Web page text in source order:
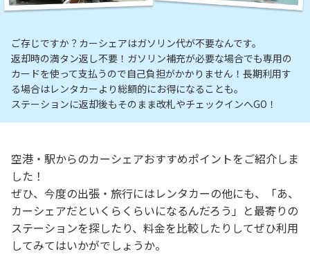
ご存じですか？カーシェアはガソリン代が不要なんです。
返却時の満タン返し不要！ガソリン補充が必要な場合でも専用の
カードを使って支払うので自己負担がかかりません！長期利用す
る場合はレンタカーより総額的にお得になることも。
ステーションに返却後もそのまま改札やチェックインへGO！
空港・駅からのカーシェアおすすめポイントをご紹介しま
した！
ぜひ、今度の出張・旅行にはレンタカーの他にも、「あ、
カーシェアだといくらくらいになるんだろう」と最寄りの
ステーションを探したり、料金を比較したりしてぜひ利用
してみてはいかがでしょうか。